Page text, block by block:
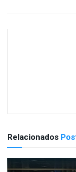
Relacionados